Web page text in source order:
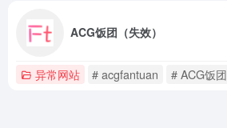
ACG饭团（失效）
异常网站 # acgfantuan # ACG饭团